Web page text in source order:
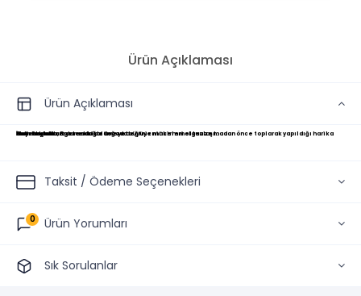
Ürün Açıklaması
Ürün Açıklaması
İncir Reçeli
Bozcaada'dan gelen doğal Lezzet ..
Mayıs ayında, Bozcaada'da doğada büyüyen incirleri olgunlaşmadan önce toplarak yapıldığı harika incir reçeli..
Kahvaltılarınızdan eksik etmeyeceğiniz mükemmel lezzet .
Taksit / Ödeme Seçenekleri
Ürün Yorumları
0
Sık Sorulanlar